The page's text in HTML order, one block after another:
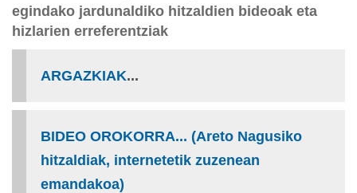
egindako jardunaldiko hitzaldien bideoak eta
hizlarien erreferentziak
ARGAZKIAK...
BIDEO OROKORRA... (Areto Nagusiko
hitzaldiak, internetetik zuzenean
emandakoa)